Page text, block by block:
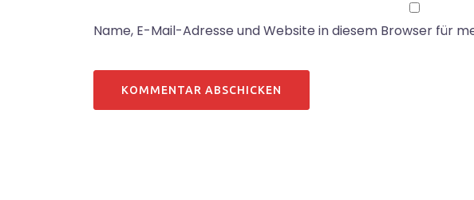
Name, E-Mail-Adresse und Website in diesem Browser für